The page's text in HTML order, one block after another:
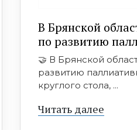
В Брянской
по развитию
🤝 В Брянской
развитию
круглого стола, ...
Читать далее